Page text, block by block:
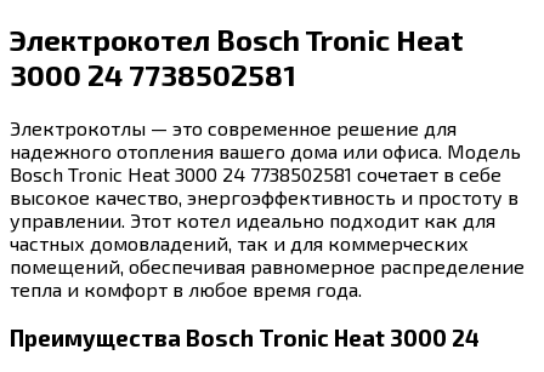
Электрокотел Bosch Tronic Heat
3000 24 7738502581
Электрокотлы — это современное решение для
надежного отопления вашего дома или офиса. Модель
Bosch Tronic Heat 3000 24 7738502581 сочетает в себе
высокое качество, энергоэффективность и простоту в
управлении. Этот котел идеально подходит как для
частных домовладений, так и для коммерческих
помещений, обеспечивая равномерное распределение
тепла и комфорт в любое время года.
Преимущества Bosch Tronic Heat 3000 24